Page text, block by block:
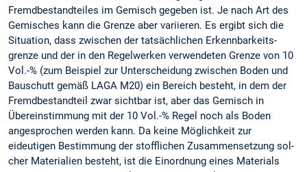
Fremdbestandteiles im Gemisch ge­geben ist. Je nach Art des
Gemisches kann die Grenze aber variieren. Es ergibt sich die
Situation, dass zwischen der tatsächlichen Erkennbarkeits­
grenze und der in den Regelwerken verwendeten Grenze von 10
Vol.-% (zum Beispiel zur Unter­scheidung zwischen Boden und
Bauschutt gemäß LAGA M20) ein Bereich besteht, in dem der
Fremdbestandteil zwar sichtbar ist, aber das Ge­misch in
Übereinstimmung mit der 10 Vol.-% ­Regel noch als Boden
angesprochen werden kann. Da keine Möglichkeit zur
eideutigen Be­stimmung der stofflichen Zusammensetzung sol­
cher Materialien besteht, ist die Einordnung eines Materials